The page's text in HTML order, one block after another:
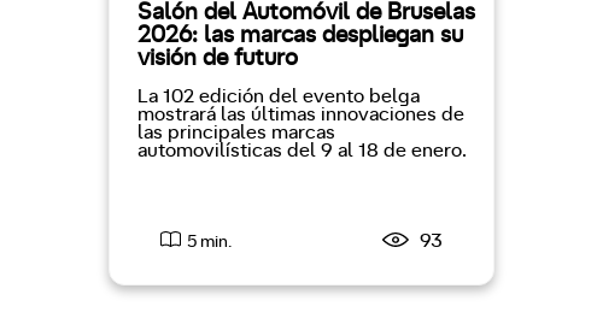
Salón del Automóvil de Bruselas
2026: las marcas despliegan su
visión de futuro
La 102 edición del evento belga
mostrará las últimas innovaciones de
las principales marcas
automovilísticas del 9 al 18 de enero.
5 min. 93